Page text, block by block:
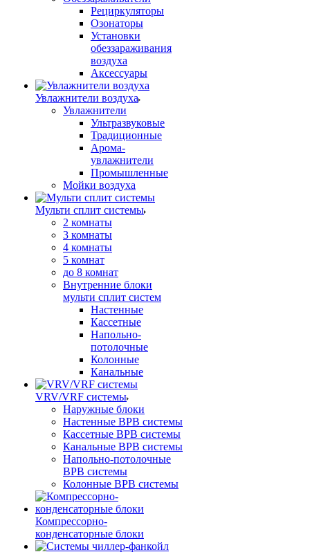
Рециркуляторы
Озонаторы
Установки
обеззараживания
воздуха
Аксессуары
Увлажнители воздуха
Увлажнители
Ультразвуковые
Традиционные
Арома-
увлажнители
Промышленные
Мойки воздуха
Мульти сплит системы
2 комнаты
3 комнаты
4 комнаты
5 комнат
до 8 комнат
Внутренние блоки
мульти сплит систем
Настенные
Кассетные
Напольно-
потолочные
Колонные
Канальные
VRV/VRF системы
Наружные блоки
Настенные ВРВ системы
Кассетные ВРВ системы
Канальные ВРВ системы
Напольно-потолочные
ВРВ системы
Колонные ВРВ системы
Компрессорно-
конденсаторные блоки